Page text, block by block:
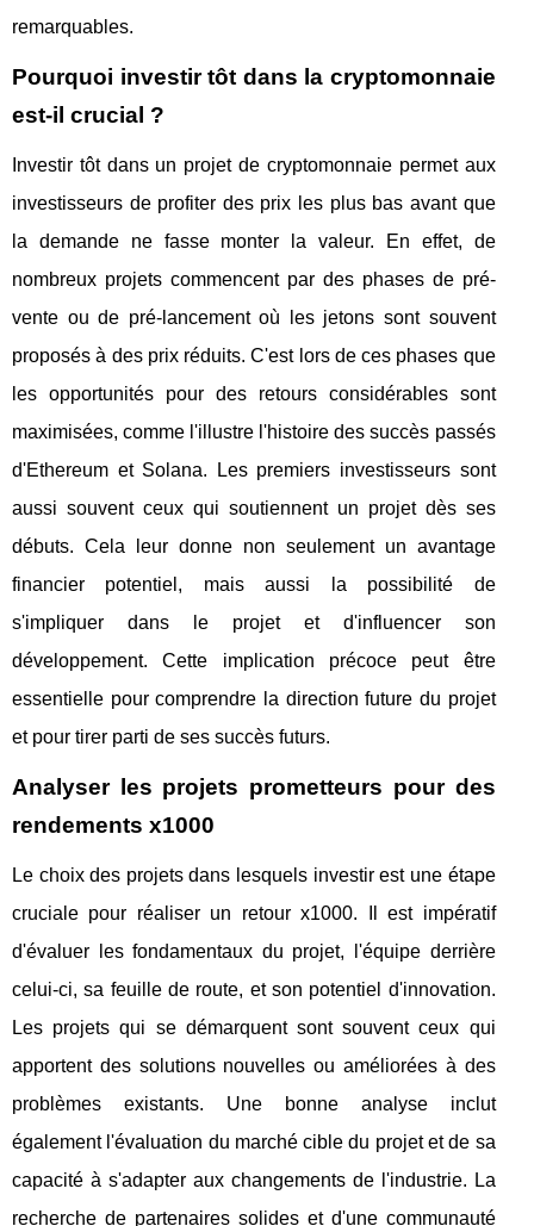
remarquables.
Pourquoi investir tôt dans la cryptomonnaie
est-il crucial ?
Investir tôt dans un projet de cryptomonnaie permet aux
investisseurs de profiter des prix les plus bas avant que
la demande ne fasse monter la valeur. En effet, de
nombreux projets commencent par des phases de pré-
vente ou de pré-lancement où les jetons sont souvent
proposés à des prix réduits. C'est lors de ces phases que
les opportunités pour des retours considérables sont
maximisées, comme l'illustre l'histoire des succès passés
d'Ethereum et Solana. Les premiers investisseurs sont
aussi souvent ceux qui soutiennent un projet dès ses
débuts. Cela leur donne non seulement un avantage
financier potentiel, mais aussi la possibilité de
s'impliquer dans le projet et d'influencer son
développement. Cette implication précoce peut être
essentielle pour comprendre la direction future du projet
et pour tirer parti de ses succès futurs.
Analyser les projets prometteurs pour des
rendements x1000
Le choix des projets dans lesquels investir est une étape
cruciale pour réaliser un retour x1000. Il est impératif
d'évaluer les fondamentaux du projet, l'équipe derrière
celui-ci, sa feuille de route, et son potentiel d'innovation.
Les projets qui se démarquent sont souvent ceux qui
apportent des solutions nouvelles ou améliorées à des
problèmes existants. Une bonne analyse inclut
également l'évaluation du marché cible du projet et de sa
capacité à s'adapter aux changements de l'industrie. La
recherche de partenaires solides et d'une communauté